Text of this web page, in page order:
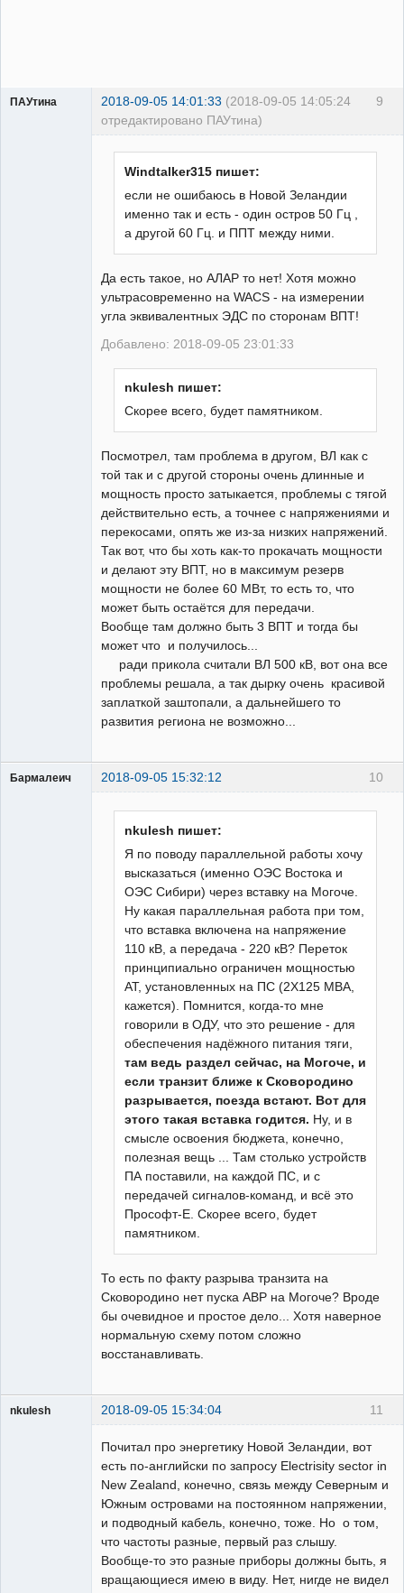
9
ПАУтина 2018-09-05 14:01:33 (2018-09-05 14:05:24
отредактировано ПАУтина)
Windtalker315 пишет:
если не ошибаюсь в Новой Зеландии
именно так и есть - один остров 50 Гц ,
а другой 60 Гц. и ППТ между ними.
Да есть такое, но АЛАР то нет! Хотя можно
ультрасовременно на WACS - на измерении
угла эквивалентных ЭДС по сторонам ВПТ!
Добавлено: 2018-09-05 23:01:33
nkulesh пишет:
Скорее всего, будет памятником.
Посмотрел, там проблема в другом, ВЛ как с
той так и с другой стороны очень длинные и
мощность просто затыкается, проблемы с тягой
действительно есть, а точнее с напряжениями и
перекосами, опять же из-за низких напряжений.
Так вот, что бы хоть как-то прокачать мощности
и делают эту ВПТ, но в максимум резерв
мощности не более 60 МВт, то есть то, что
может быть остаётся для передачи.
Вообще там должно быть 3 ВПТ и тогда бы
может что и получилось...
ради прикола считали ВЛ 500 кВ, вот она все
проблемы решала, а так дырку очень красивой
заплаткой заштопали, а дальнейшего то
развития региона не возможно...
10
Бармалеич 2018-09-05 15:32:12
nkulesh пишет:
Я по поводу параллельной работы хочу
высказаться (именно ОЭС Востока и
ОЭС Сибири) через вставку на Могоче.
Ну какая параллельная работа при том,
что вставка включена на напряжение
110 кВ, а передача - 220 кВ? Переток
принципиально ограничен мощностью
АТ, установленных на ПС (2Х125 МВА,
кажется). Помнится, когда-то мне
говорили в ОДУ, что это решение - для
обеспечения надёжного питания тяги,
там ведь раздел сейчас, на Могоче, и
если транзит ближе к Сковородино
разрывается, поезда встают. Вот для
этого такая вставка годится. Ну, и в
смысле освоения бюджета, конечно,
полезная вещь ... Там столько устройств
ПА поставили, на каждой ПС, и с
передачей сигналов-команд, и всё это
Прософт-Е. Скорее всего, будет
памятником.
То есть по факту разрыва транзита на
Сковородино нет пуска АВР на Могоче? Вроде
бы очевидное и простое дело... Хотя наверное
нормальную схему потом сложно
восстанавливать.
11
nkulesh 2018-09-05 15:34:04
Почитал про энергетику Новой Зеландии, вот
есть по-английски по запросу Electrisity sector in
New Zealand, конечно, связь между Северным и
Южным островами на постоянном напряжении,
и подводный кабель, конечно, тоже. Но о том,
что частоты разные, первый раз слышу.
Вообще-то это разные приборы должны быть, я
вращающиеся имею в виду. Нет, нигде не видел